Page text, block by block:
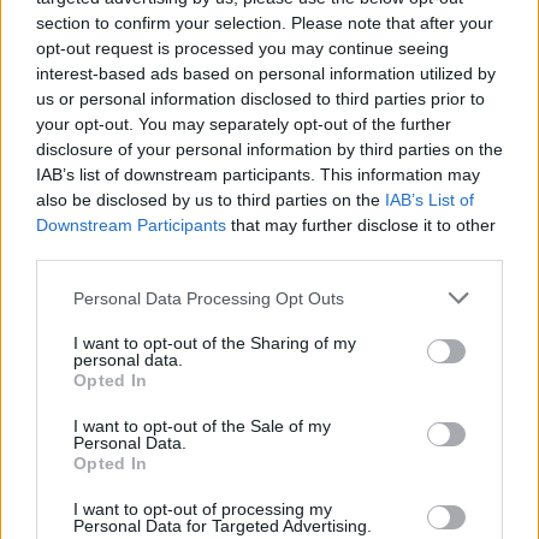
section to confirm your selection. Please note that after your
opt-out request is processed you may continue seeing
interest-based ads based on personal information utilized by
us or personal information disclosed to third parties prior to
your opt-out. You may separately opt-out of the further
disclosure of your personal information by third parties on the
IAB’s list of downstream participants. This information may
also be disclosed by us to third parties on the IAB’s List of
Downstream Participants that may further disclose it to other
Personal Data Processing Opt Outs
I want to opt-out of the Sharing of my
personal data.
Opted In
I want to opt-out of the Sale of my
Personal Data.
Opted In
I want to opt-out of processing my
Personal Data for Targeted Advertising.
Όπως επίσης επισημαίνει, «ο τομέας της
φορολογίας ακινήτων, επαγγελματιών και
επιχειρήσεων, σε συνδυασμό με τα οικονομικά
των νοικοκυριών (συρρικνωμένα λόγω της
ανεργίας, της μερικής απασχόλησης και της
φορολογίας άμεσης και έμμεσης), θα παίξουν
σημαντικό ρόλο, ενώ οι πολύπλευρες
επιβεβαιώσουν την άποψη ότι η αγορά των
ακινήτων είναι άμεσα συνδεδεμένη με τη
γενικότερη πορεία της ελληνικής οικονομίας.
παραγωγής αγαθών που να εξάγονται και να
υποκαθιστούν εισαγωγές. Μόνον έτσι θα
αρχίσει να μειώνεται η ανεργία και να